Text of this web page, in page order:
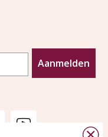
Aanmelden